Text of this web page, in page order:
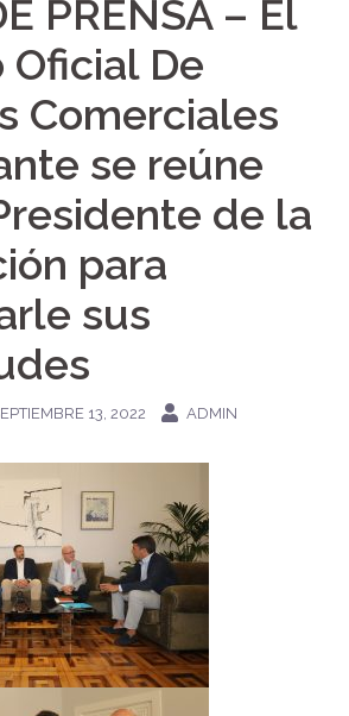
PRENSA – El
Oficial De
Comerciales
se reúne
de la
para
sus
13, 2022 ADMIN